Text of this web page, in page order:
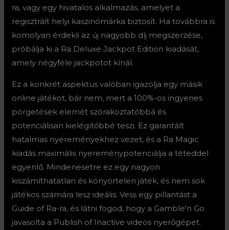
ra, vagy egy hivatalos alkalmazás, amelyet a
regisztrált helyi kaszinómárka biztosít. Ha továbbra is
komolyan érdekli az új nagyobb díj megszerzése,
próbálja ki a Ra Deluxe Jackpot Edition kiadását,
amely négyféle jackpotot kínál.
Ez a konkrét aspektus valóban igazolja egy másik
online játékot, bár nem, mert a 100%-os ingyenes
pörgetések elemét szórakoztatóbbá és
potenciálisan kielégítőbbé teszi. Ez garantált
hatalmas nyereményekhez vezet, és a Ra Magic
kiadás maximális nyereménypotenciálja a téteddel
egyenlő. Mindenesetre ez egy nagyon
kiszámíthatatlan és könyörtelen játék, és nem sok
játékos számára lesz ideális. Vess egy pillantást a
Guide of Ra-ra, és látni fogod, hogy a Gamble'n Go
javasolta a Publish of Inactive videos nyerőgépet.